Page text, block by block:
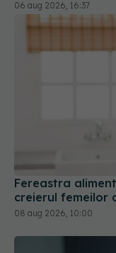
Fereastra
creierul femeilor
08 aug 2026, 10:00